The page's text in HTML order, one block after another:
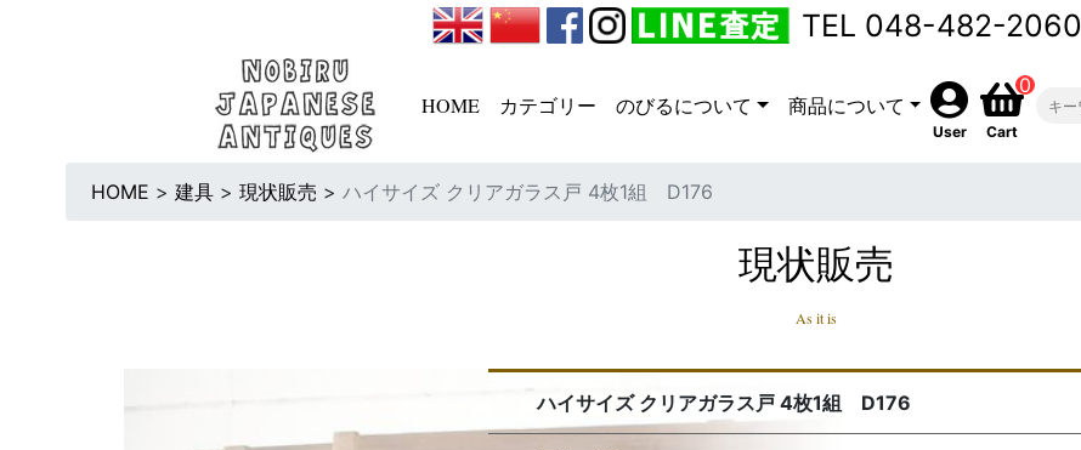
TEL 048-482-2060
HOME カテゴリー のびるについて 商品について
User
0
Cart
HOME > 建具 > 現状販売 > ハイサイズ クリアガラス戸 4枚1組 D176
現状販売
As it is
ハイサイズ クリアガラス戸 4枚1組 D176